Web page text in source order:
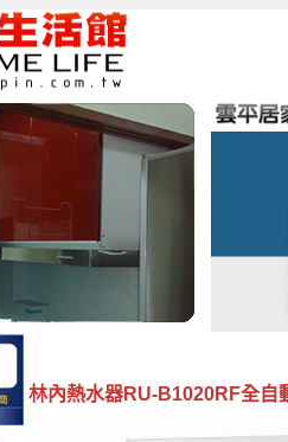
林內熱水器RU-B1020RF全自